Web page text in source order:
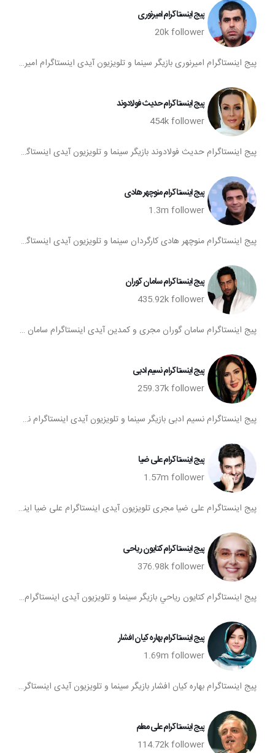
پیج اینستاگرام امیرنوری
20kfollower
پیج اینستاگرام امیرنوری بازیگر سینما و تلویزیون آیدی اینستاگرام امیرنوری اینستاگرام امیرنوری تعداد فالوورهای پیج امیرنوری صفحه اینستا امیرنوری
پیج اینستاگرام حدیث فولادوند
454kfollower
پیج اینستاگرام حدیث فولادوند بازیگر سینما و تلویزیون آیدی اینستاگرام حدیث فولادوند اینستاگرام حدیث فولادوند تعداد فالوورهای پیج حدیث فولادوند صفحه اینستا حدیث فولادوند
پیج اینستاگرام منوچهر هادی
1.3m follower
پیج اینستاگرام منوچهر هادی کارگردان سینما و تلویزیون آیدی اینستاگرام منوچهر هادی اینستاگرام منوچهر هادی تعداد فالوورهای پیج منوچهر هادی صفحه اینستا منوچهر هادی
پیج اینستاگرام سامان گوران
435.92kfollower
پیج اینستاگرام سامان گوران مجری و کمدین آیدی اینستاگرام سامان گوران اینستاگرام سامان گوران تعداد فالوورهای پیج سامان گوران صفحه اینستا سامان گوران
پیج اینستاگرام نسیم ادبی
259.37kfollower
پیج اینستاگرام نسیم ادبی بازیگر سینما و تلویزیون آیدی اینستاگرام نسیم ادبی اینستاگرام نسیم ادبی تعداد فالوورهای پیج نسیم ادبی صفحه اینستا نسیم ادبی
پیج اینستاگرام علی ضیا
1.57m follower
پیج اینستاگرام علی ضیا مجری تلویزیون آیدی اینستاگرام علی ضیا اینستاگرام علی ضیا تعداد فالوورهای پیج علی ضیا صفحه اینستا علی ضیا
پیج اینستاگرام كتايون رياحي
376.98kfollower
پیج اینستاگرام كتايون رياحي بازیگر سینما و تلویزیون آیدی اینستاگرام كتايون رياحي اینستاگرام كتايون رياحي تعداد فالوورهای پیج كتايون رياحي صفحه اینستا كتايون رياحي
پیج اینستاگرام بهاره کیان افشار
1.69m follower
پیج اینستاگرام بهاره کیان افشار بازیگر سینما و تلویزیون آیدی اینستاگرام بهاره کیان افشار اینستاگرام بهاره کیان افشار تعداد فالوورهای پیج بهاره کیان افشار صفحه اینستا بهاره کیان افشار
پیج اینستاگرام علی معلم
114.72kfollower